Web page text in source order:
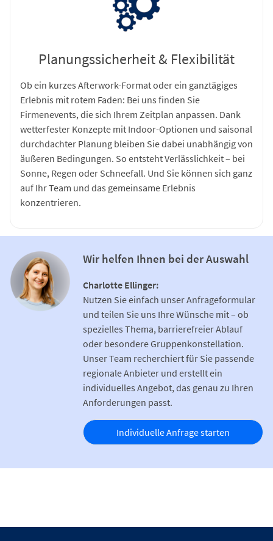
Planungssicherheit & Flexibilität
Ob ein kurzes Afterwork-Format oder ein ganztägiges
Erlebnis mit rotem Faden: Bei uns finden Sie
Firmenevents, die sich Ihrem Zeitplan anpassen. Dank
wetterfester Konzepte mit Indoor-Optionen und saisonal
durchdachter Planung bleiben Sie dabei unabhängig von
äußeren Bedingungen. So entsteht Verlässlichkeit – bei
Sonne, Regen oder Schneefall. Und Sie können sich ganz
auf Ihr Team und das gemeinsame Erlebnis
konzentrieren.
Wir helfen Ihnen bei der Auswahl
Charlotte Ellinger:
Nutzen Sie einfach unser Anfrageformular
und teilen Sie uns Ihre Wünsche mit – ob
spezielles Thema, barrierefreier Ablauf
oder besondere Gruppenkonstellation.
Unser Team recherchiert für Sie passende
regionale Anbieter und erstellt ein
individuelles Angebot, das genau zu Ihren
Anforderungen passt.
Individuelle Anfrage starten